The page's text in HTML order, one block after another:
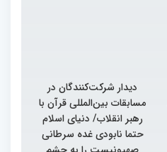
دیدار شرکت‌کنندگان در
مسابقات بین‌المللی قرآن با
رهبر انقلاب/ دنیای اسلام
حتما نابودی غده سرطانی